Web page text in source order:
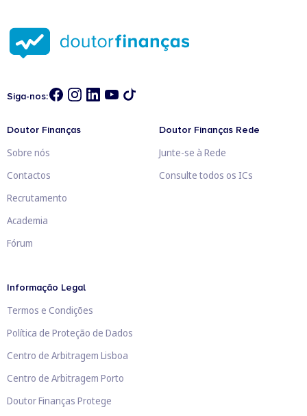
Siga-nos:
Doutor Finanças
Sobre nós
Contactos
Recrutamento
Academia
Fórum
Doutor Finanças Rede
Junte-se à Rede
Consulte todos os ICs
Informação Legal
Termos e Condições
Política de Proteção de Dados
Centro de Arbitragem Lisboa
Centro de Arbitragem Porto
Doutor Finanças Protege